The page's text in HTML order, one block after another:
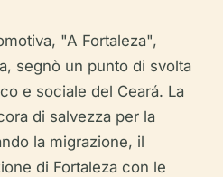
"A Fortaleza",
segnò un punto di svolta
e sociale del Ceará. La
di salvezza per la
la migrazione, il
di Fortaleza con le